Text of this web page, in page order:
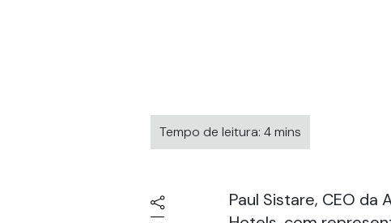
Tempo de leitura: 4 mins
Paul Sistare, CEO da